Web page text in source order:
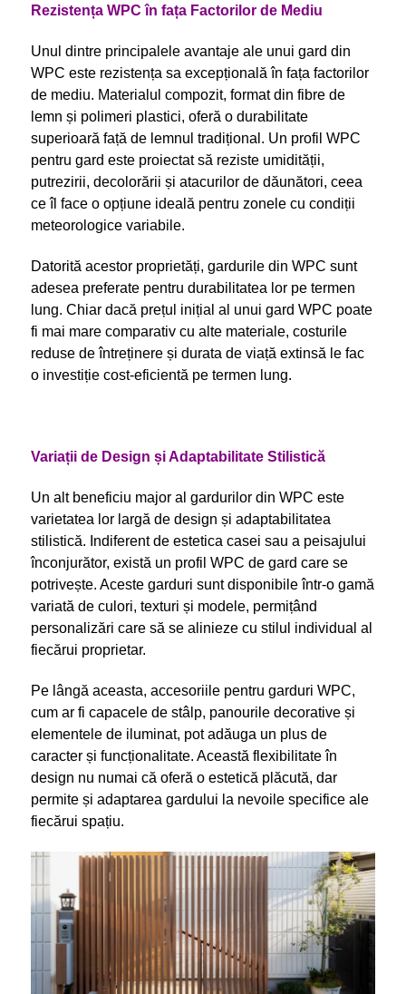
Rezistența WPC în fața Factorilor de Mediu
Unul dintre principalele avantaje ale unui gard din
WPC este rezistența sa excepțională în fața factorilor
de mediu. Materialul compozit, format din fibre de
lemn și polimeri plastici, oferă o durabilitate
superioară față de lemnul tradițional. Un profil WPC
pentru gard este proiectat să reziste umidității,
putrezirii, decolorării și atacurilor de dăunători, ceea
ce îl face o opțiune ideală pentru zonele cu condiții
meteorologice variabile.
Datorită acestor proprietăți, gardurile din WPC sunt
adesea preferate pentru durabilitatea lor pe termen
lung. Chiar dacă prețul inițial al unui gard WPC poate
fi mai mare comparativ cu alte materiale, costurile
reduse de întreținere și durata de viață extinsă le fac
o investiție cost-eficientă pe termen lung.
Variații de Design și Adaptabilitate Stilistică
Un alt beneficiu major al gardurilor din WPC este
varietatea lor largă de design și adaptabilitatea
stilistică. Indiferent de estetica casei sau a peisajului
înconjurător, există un profil WPC de gard care se
potrivește. Aceste garduri sunt disponibile într-o gamă
variată de culori, texturi și modele, permițând
personalizări care să se alinieze cu stilul individual al
fiecărui proprietar.
Pe lângă aceasta, accesoriile pentru garduri WPC,
cum ar fi capacele de stâlp, panourile decorative și
elementele de iluminat, pot adăuga un plus de
caracter și funcționalitate. Această flexibilitate în
design nu numai că oferă o estetică plăcută, dar
permite și adaptarea gardului la nevoile specifice ale
fiecărui spațiu.